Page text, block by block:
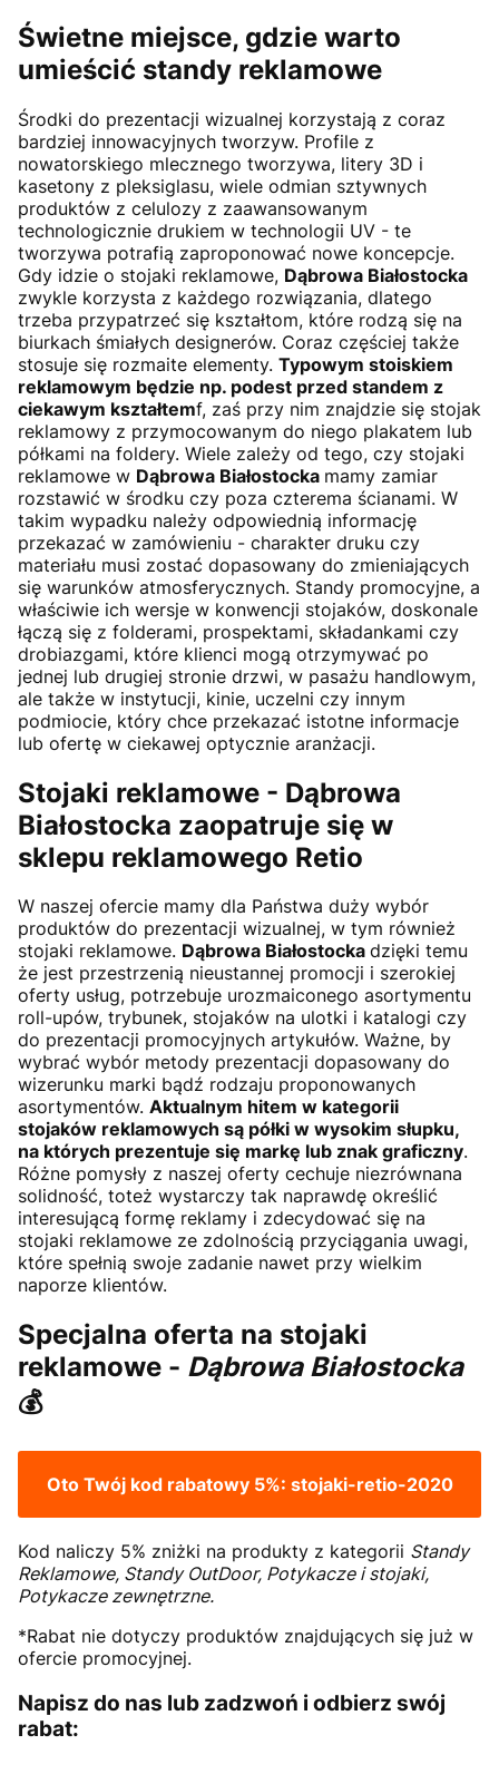
Świetne miejsce, gdzie warto
umieścić standy reklamowe
Środki do prezentacji wizualnej korzystają z coraz
bardziej innowacyjnych tworzyw. Profile z
nowatorskiego mlecznego tworzywa, litery 3D i
kasetony z pleksiglasu, wiele odmian sztywnych
produktów z celulozy z zaawansowanym
technologicznie drukiem w technologii UV - te
tworzywa potrafią zaproponować nowe koncepcje.
Gdy idzie o stojaki reklamowe, Dąbrowa Białostocka
zwykle korzysta z każdego rozwiązania, dlatego
trzeba przypatrzeć się kształtom, które rodzą się na
biurkach śmiałych designerów. Coraz częściej także
stosuje się rozmaite elementy. Typowym stoiskiem
reklamowym będzie np. podest przed standem z
ciekawym kształtemf, zaś przy nim znajdzie się stojak
reklamowy z przymocowanym do niego plakatem lub
półkami na foldery. Wiele zależy od tego, czy stojaki
reklamowe w Dąbrowa Białostocka mamy zamiar
rozstawić w środku czy poza czterema ścianami. W
takim wypadku należy odpowiednią informację
przekazać w zamówieniu - charakter druku czy
materiału musi zostać dopasowany do zmieniających
się warunków atmosferycznych. Standy promocyjne, a
właściwie ich wersje w konwencji stojaków, doskonale
łączą się z folderami, prospektami, składankami czy
drobiazgami, które klienci mogą otrzymywać po
jednej lub drugiej stronie drzwi, w pasażu handlowym,
ale także w instytucji, kinie, uczelni czy innym
podmiocie, który chce przekazać istotne informacje
lub ofertę w ciekawej optycznie aranżacji.
Stojaki reklamowe - Dąbrowa
Białostocka zaopatruje się w
sklepu reklamowego Retio
W naszej ofercie mamy dla Państwa duży wybór
produktów do prezentacji wizualnej, w tym również
stojaki reklamowe. Dąbrowa Białostocka dzięki temu
że jest przestrzenią nieustannej promocji i szerokiej
oferty usług, potrzebuje urozmaiconego asortymentu
roll-upów, trybunek, stojaków na ulotki i katalogi czy
do prezentacji promocyjnych artykułów. Ważne, by
wybrać wybór metody prezentacji dopasowany do
wizerunku marki bądź rodzaju proponowanych
asortymentów. Aktualnym hitem w kategorii
stojaków reklamowych są półki w wysokim słupku,
na których prezentuje się markę lub znak graficzny.
Różne pomysły z naszej oferty cechuje niezrównana
solidność, toteż wystarczy tak naprawdę określić
interesującą formę reklamy i zdecydować się na
stojaki reklamowe ze zdolnością przyciągania uwagi,
które spełnią swoje zadanie nawet przy wielkim
naporze klientów.
Specjalna oferta na stojaki
reklamowe - Dąbrowa Białostocka
💰
Oto Twój kod rabatowy 5%: stojaki-retio-2020
Kod naliczy 5% zniżki na produkty z kategorii Standy
Reklamowe, Standy OutDoor, Potykacze i stojaki,
Potykacze zewnętrzne.
*Rabat nie dotyczy produktów znajdujących się już w
ofercie promocyjnej.
Napisz do nas lub zadzwoń i odbierz swój
rabat: